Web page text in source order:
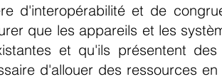
d'interopérabilité et de
que les appareils et les
et qu'ils présentent
d'allouer des ressources